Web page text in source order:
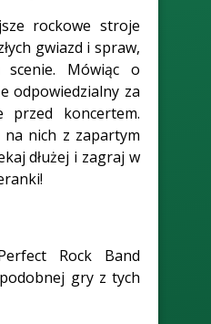
rockowe stroje
gwiazd i spraw,
scenie. Mówiąc o
odpowiedzialny za
przed koncertem.
na nich z zapartym
dłużej i zagraj w
Rock Band
gry z tych